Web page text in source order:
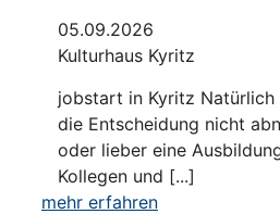
05.09.2026
Kulturhaus Kyritz
jobstart in Kyritz Natürlich
die Entscheidung nicht
oder lieber eine
Kollegen und [...]
mehr erfahren